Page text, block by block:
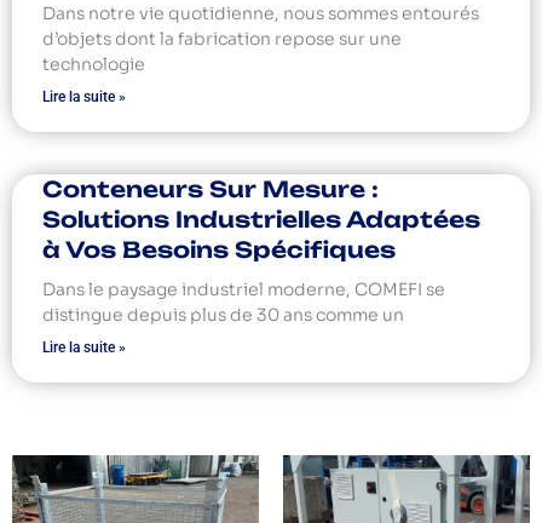
Dans notre vie quotidienne, nous sommes entourés
d’objets dont la fabrication repose sur une
technologie
Lire la suite »
Conteneurs Sur Mesure :
Solutions Industrielles Adaptées
à Vos Besoins Spécifiques
Dans le paysage industriel moderne, COMEFI se
distingue depuis plus de 30 ans comme un
Lire la suite »